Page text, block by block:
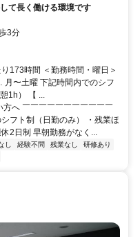
て長く働ける環境です
3分
173時間 ＜勤務時間・曜日＞
下記時間内でのシフ
1h） 【 ...
へ ￣￣￣￣￣￣￣￣￣￣￣
フト制（日勤のみ） ・残業ほ
2日制 早朝勤務がなく...
し 経験不問 残業なし
研修あり